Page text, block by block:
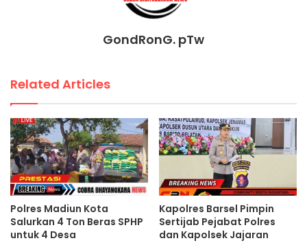
GondRonG. pTw
Related Articles
Polres Madiun Kota
Salurkan 4 Ton Beras SPHP
untuk 4 Desa
Kapolres Barsel Pimpin
Sertijab Pejabat Polres
dan Kapolsek Jajaran